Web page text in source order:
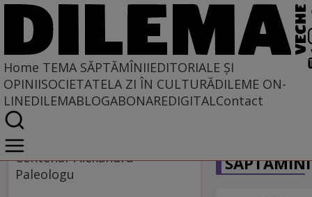
Home TEMA SĂPTĂMÎNIIEDITORIALE ȘI
OPINIISOCIETATELA ZI ÎN CULTURĂDILEME ON-
LINEDILEMABLOGABONAREDIGITALContact
Home
Tema săptămînii
Centenar Alexandru
Paleologu